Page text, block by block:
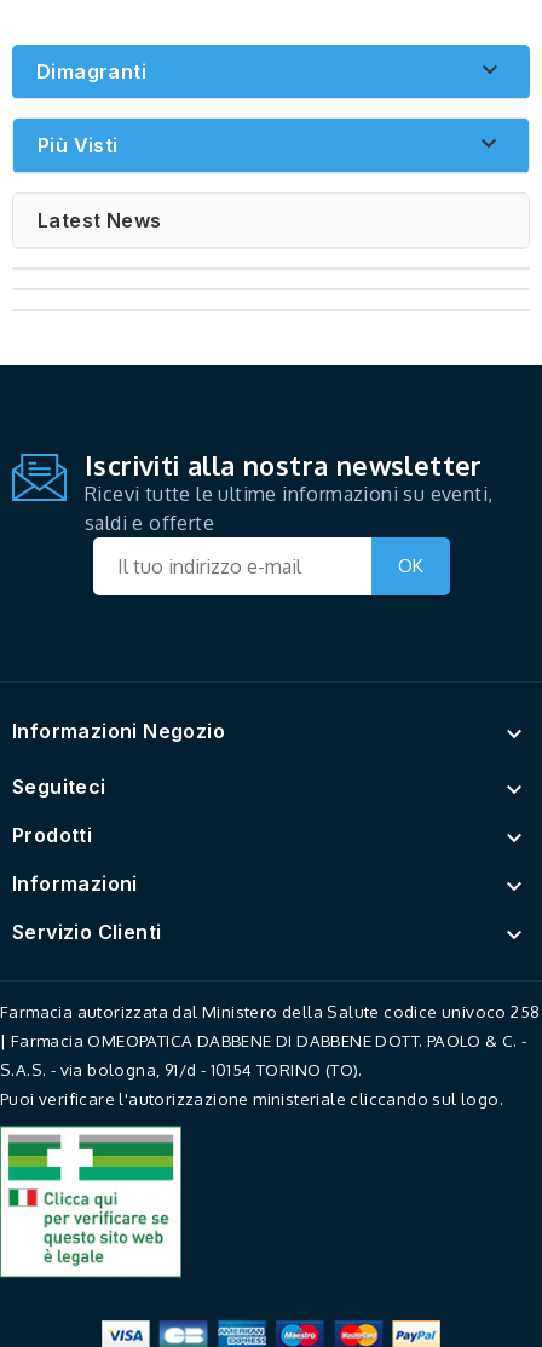
Dimagranti 
Più Visti 
Latest News
Iscriviti alla nostra newsletter
Ricevi tutte le ultime informazioni su eventi,
saldi e offerte
Informazioni Negozio 
Seguiteci 
Prodotti 
Informazioni 
Servizio Clienti 
Farmacia autorizzata dal Ministero della Salute codice univoco 258
| Farmacia OMEOPATICA DABBENE DI DABBENE DOTT. PAOLO & C. -
S.A.S. - via bologna, 91/d - 10154 TORINO (TO).
Puoi verificare l'autorizzazione ministeriale cliccando sul logo.